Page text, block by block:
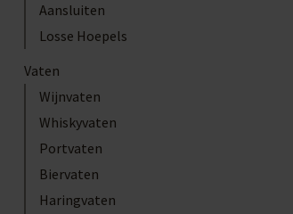
Aansluiten
Losse Hoepels
Vaten
Wijnvaten
Whiskyvaten
Portvaten
Biervaten
Haringvaten